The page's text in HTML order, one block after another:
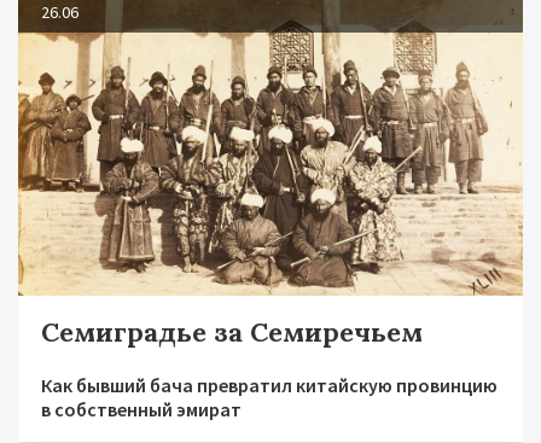
26.06
Семиградье за Семиречьем
Как бывший бача превратил китайскую провинцию
в собственный эмират